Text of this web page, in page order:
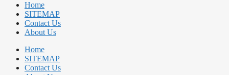
Home
SITEMAP
Contact Us
About Us
Home
SITEMAP
Contact Us